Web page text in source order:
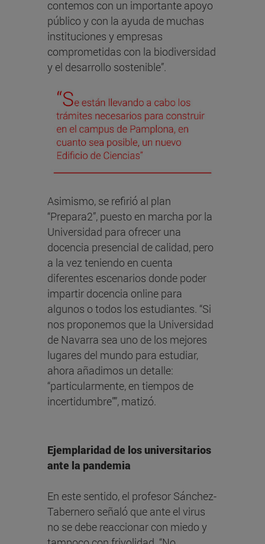
contemos con un importante apoyo
público y con la ayuda de muchas
instituciones y empresas
comprometidas con la biodiversidad
y el desarrollo sostenible”.
Asimismo, se refirió al plan
“Prepara2”, puesto en marcha por la
Universidad para ofrecer una
docencia presencial de calidad, pero
a la vez teniendo en cuenta
diferentes escenarios donde poder
impartir docencia online para
algunos o todos los estudiantes. “Si
nos proponemos que la Universidad
de Navarra sea uno de los mejores
lugares del mundo para estudiar,
ahora añadimos un detalle:
“particularmente, en tiempos de
incertidumbre””, matizó.
Ejemplaridad de los universitarios
ante la pandemia
En este sentido, el profesor Sánchez-
Tabernero señaló que ante el virus
no se debe reaccionar con miedo y